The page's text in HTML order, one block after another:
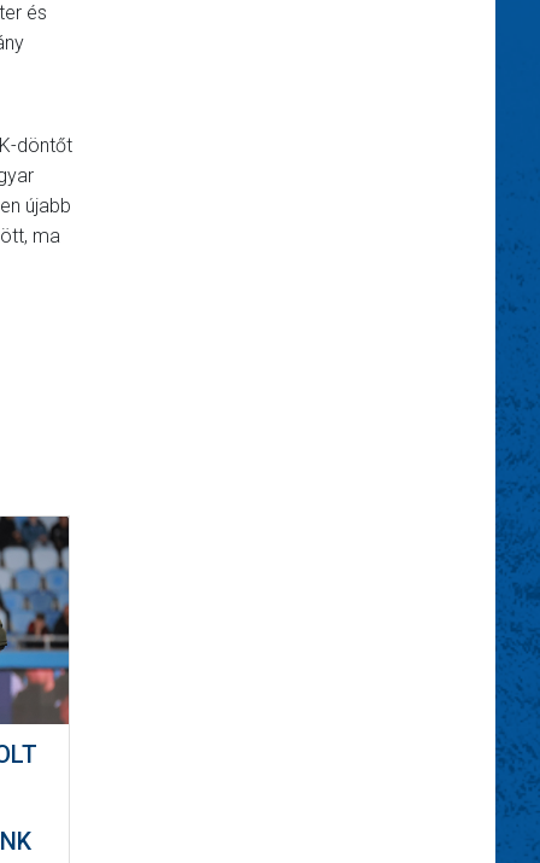
és
döntőt
újabb
ma